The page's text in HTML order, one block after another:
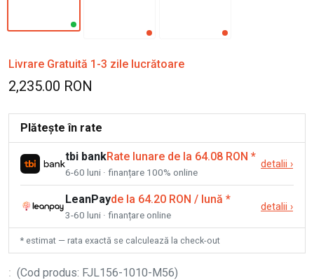
Livrare Gratuită 1-3 zile lucrătoare
2,235.00 RON
Plătește în rate
tbi bankRate lunare de la 64.08 RON *
6-60 luni · finanțare 100% online
detalii ›
LeanPayde la 64.20 RON / lună *
3-60 luni · finanțare online
detalii ›
* estimat — rata exactă se calculează la check-out
: (Cod produs: FJL156-1010-M56)